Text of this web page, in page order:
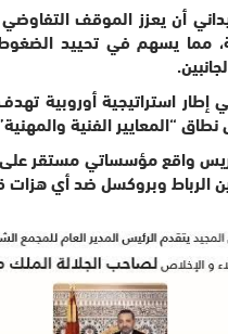
أن يعزز الموقف
مما يسهم في تحييد
استراتيجية أوروبية
“المعايير الفنية
واقع مؤسساتي مستقر على
الرباط وبروكسل ضد أي